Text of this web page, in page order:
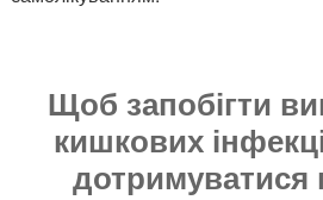
Щоб запобігти
кишкових
дотримуватися